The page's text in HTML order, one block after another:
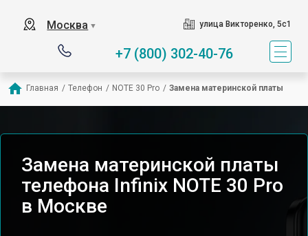
Москва ▼ улица Викторенко, 5с1
+7 (800) 302-40-76
Главная / Телефон / NOTE 30 Pro / Замена материнской платы
Замена материнской платы
телефона Infinix NOTE 30 Pro
в Москве